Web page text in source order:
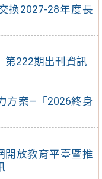
換2027-28年度長
第222期出刊資訊
方案—「2026終身
開放教育平臺暨推